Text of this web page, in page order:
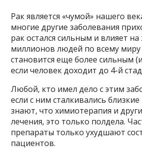
Рак является «чумой» нашего
многие другие заболевания
рак остался сильным и влияет
миллионов людей по всему
становится еще более сильным
если человек доходит до 4-й
Любой, кто имел дело с этим
если с ним сталкивались
знают, что химиотерапия и
лечения, это только полдела.
препараты только ухудшают
пациентов.